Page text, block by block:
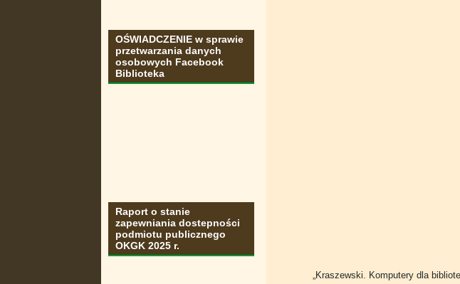
OŚWIADCZENIE w sprawie
przetwarzania danych
osobowych Facebook
Biblioteka
Raport o stanie
zapewniania dostepności
podmiotu publicznego
OKGK 2025 r.
„Kraszewski. Komputery dla